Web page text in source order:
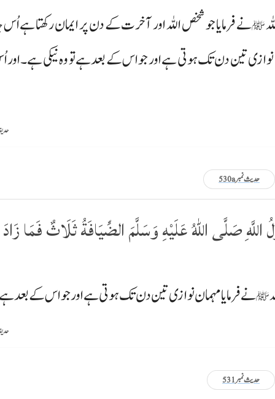
ﷺنے فرمایا جو شخص اللہ اور آخرت کے دن پر ایمان رکھتا
تین دن تک ہوتی ہے اور جو اس کے بعد ہے تو وہ نیکی ہے۔
حدیث نمبر 530a
صَلَّى اللّٰهُ عَلَيْهِ وَسَلَّمَ الضِّيَافَةُ ثَلَاثٌ فَمَا
ﷺنے فرمایا مہمان نوازی تین دن تک ہوتی ہے اور جو اس کے بعد ہے
حدیث نمبر 531